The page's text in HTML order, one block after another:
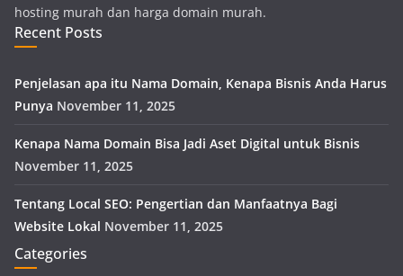
hosting murah dan harga domain murah.
Recent Posts
Penjelasan apa itu Nama Domain, Kenapa Bisnis Anda Harus
Punya November 11, 2025
Kenapa Nama Domain Bisa Jadi Aset Digital untuk Bisnis
November 11, 2025
Tentang Local SEO: Pengertian dan Manfaatnya Bagi
Website Lokal November 11, 2025
Categories